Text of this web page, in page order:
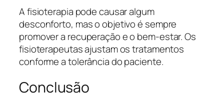
A fisioterapia pode causar algum
desconforto, mas o objetivo é sempre
promover a recuperação e o bem-estar. Os
fisioterapeutas ajustam os tratamentos
conforme a tolerância do paciente.
Conclusão